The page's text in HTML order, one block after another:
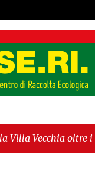
vandali: il vero